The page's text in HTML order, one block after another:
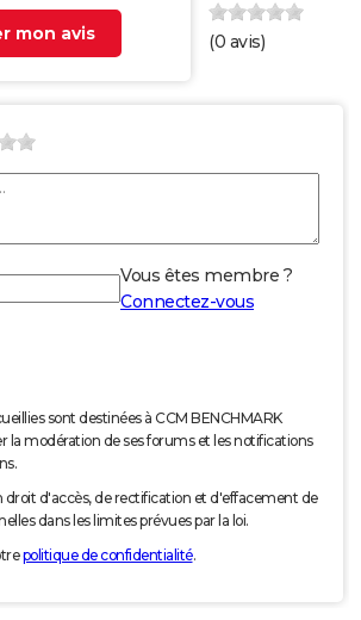
mon avis
(0 avis)
Vous êtes membre ?
Connectez-vous
sont destinées à CCM BENCHMARK
la modération de ses forums et les notifications
droit d'accès, de rectification et d'effacement de
dans les limites prévues par la loi.
politique de confidentialité.